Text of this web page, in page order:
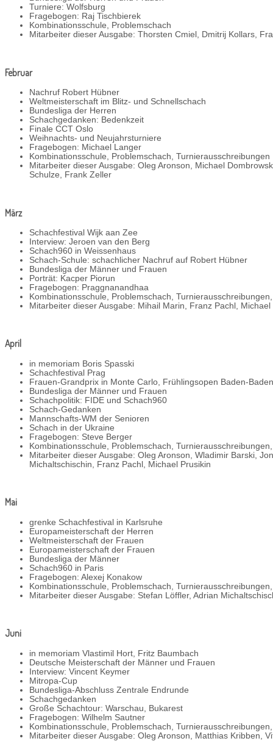
Turniere: Wolfsburg
Fragebogen: Raj Tischbierek
Kombinationsschule, Problemschach
Mitarbeiter dieser Ausgabe: Thorsten Cmiel, Dmitrij Kollars,
Februar
Nachruf Robert Hübner
Weltmeisterschaft im Blitz- und Schnellschach
Bundesliga der Herren
Schachgedanken: Bedenkzeit
Finale CCT Oslo
Weihnachts- und Neujahrsturniere
Fragebogen: Michael Langer
Kombinationsschule, Problemschach, Turnierausschreibungen
Mitarbeiter dieser Ausgabe: Oleg Aronson, Michael
Schulze, Frank Zeller
März
Schachfestival Wijk aan Zee
Interview: Jeroen van den Berg
Schach960 in Weissenhaus
Schach-Schule: schachlicher Nachruf auf Robert Hübner
Bundesliga der Männer und Frauen
Porträt: Kacper Piorun
Fragebogen: Praggnanandhaa
Kombinationsschule, Problemschach,
Mitarbeiter dieser Ausgabe: Mihail Marin, Franz Pachl,
April
in memoriam Boris Spasski
Schachfestival Prag
Frauen-Grandprix in Monte Carlo, Frühlingsopen Baden-
Bundesliga der Männer und Frauen
Schachpolitik: FIDE und Schach960
Schach-Gedanken
Mannschafts-WM der Senioren
Schach in der Ukraine
Fragebogen: Steve Berger
Kombinationsschule, Problemschach,
Mitarbeiter dieser Ausgabe: Oleg Aronson, Wladimir Barski,
Michaltschischin, Franz Pachl, Michael Prusikin
Mai
grenke Schachfestival in Karlsruhe
Europameisterschaft der Herren
Weltmeisterschaft der Frauen
Europameisterschaft der Frauen
Bundesliga der Männer
Schach960 in Paris
Fragebogen: Alexej Konakow
Kombinationsschule, Problemschach,
Mitarbeiter dieser Ausgabe: Stefan Löffler, Adrian
Juni
in memoriam Vlastimil Hort, Fritz Baumbach
Deutsche Meisterschaft der Männer und Frauen
Interview: Vincent Keymer
Mitropa-Cup
Bundesliga-Abschluss Zentrale Endrunde
Schachgedanken
Große Schachtour: Warschau, Bukarest
Fragebogen: Wilhelm Sautner
Kombinationsschule, Problemschach,
Mitarbeiter dieser Ausgabe: Oleg Aronson, Matthias Kribben,